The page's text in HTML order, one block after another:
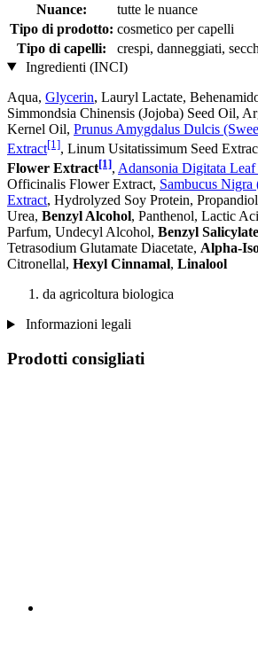
Nuance:
tutte le nuance
Tipo di prodotto: cosmetico per capelli
Tipo di capelli:
crespi, danneggiati,
Ingredienti (INCI)
Aqua, Glycerin, Lauryl Lactate,
Simmondsia Chinensis (Jojoba) Seed Oil,
Kernel Oil, Prunus Amygdalus Dulcis
Extract[1], Linum Usitatissimum Seed
Flower Extract[1], Adansonia Digitata
Officinalis Flower Extract, Sambucus
Extract, Hydrolyzed Soy Protein,
Urea, Benzyl Alcohol, Panthenol, Lactic
Parfum, Undecyl Alcohol, Benzyl Salicylate
Tetrasodium Glutamate Diacetate, Alpha-
Citronellal, Hexyl Cinnamal, Linalool
da agricoltura biologica
Informazioni legali
Prodotti consigliati